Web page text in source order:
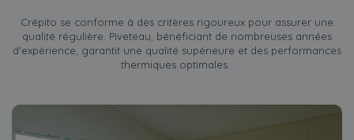
Crépito se conforme à des critères rigoureux pour assurer une
qualité régulière. Piveteau, bénéficiant de nombreuses années
d'expérience, garantit une qualité supérieure et des performances
thermiques optimales.